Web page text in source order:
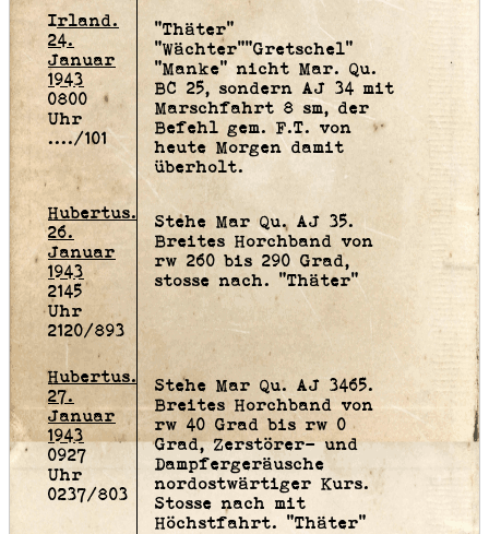
Irland.
24.
Januar
1943
0800
Uhr
..../101
"Thäter"
"Wächter""Gretschel"
"Manke" nicht Mar. Qu.
BC 25, sondern AJ 34 mit
Marschfahrt 8 sm, der
Befehl gem. F.T. von
heute Morgen damit
überholt.
Hubertus.
26.
Januar
1943
2145
Uhr
2120/893
Stehe Mar Qu. AJ 35.
Breites Horchband von
rw 260 bis 290 Grad,
stosse nach. "Thäter"
Hubertus.
27.
Januar
1943
0927
Uhr
0237/803
Stehe Mar Qu. AJ 3465.
Breites Horchband von
rw 40 Grad bis rw 0
Grad, Zerstörer- und
Dampfergeräusche
nordostwärtiger Kurs.
Stosse nach mit
Höchstfahrt. "Thäter"